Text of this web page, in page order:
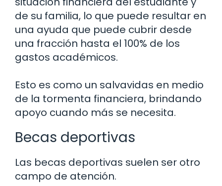
de su familia, lo que puede resultar en
una ayuda que puede cubrir desde
una fracción hasta el 100% de los
gastos académicos.
Esto es como un salvavidas en medio
de la tormenta financiera, brindando
apoyo cuando más se necesita.
Becas deportivas
Las becas deportivas suelen ser otro
campo de atención.